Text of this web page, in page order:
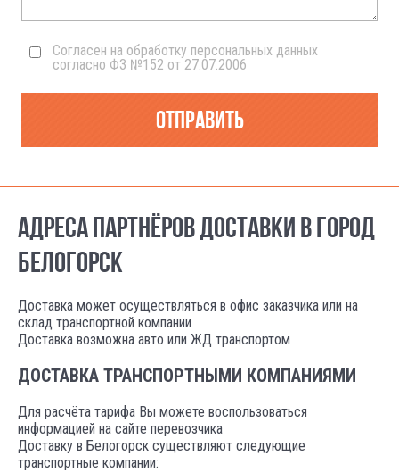
Согласен на обработку персональных данных
согласно ФЗ №152 от 27.07.2006
Отправить
АДРЕСА ПАРТНЁРОВ ДОСТАВКИ В ГОРОД
БЕЛОГОРСК
Доставка может осуществляться в офис заказчика или на
склад транспортной компании
Доставка возможна авто или ЖД транспортом
ДОСТАВКА ТРАНСПОРТНЫМИ КОМПАНИЯМИ
Для расчёта тарифа Вы можете воспользоваться
информацией на сайте перевозчика
Доставку в Белогорск существляют следующие
транспортные компании: